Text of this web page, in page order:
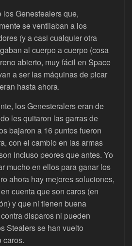
los Genestealers que,
se ventilaban a los
(y a casi cualquier otra
al cuerpo a cuerpo (cosa
abierto, muy fácil en Space
a ser las máquinas de picar
hasta ahora.
los Genesteralers eran de
les quitaron las garras de
bajaron a 16 puntos fueron
con el cambio en las armas
incluso peores que antes. Yo
mucho en ellos para ganar los
ahora hay mejores soluciones,
cuenta que son caros (en
y que ni tienen buena
disparos ni pueden
Stealers se han vuelto
caros.